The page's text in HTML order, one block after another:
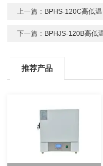
上一篇： BPHS-120C高低
下一篇： BPHJS-120B高低
推荐产品